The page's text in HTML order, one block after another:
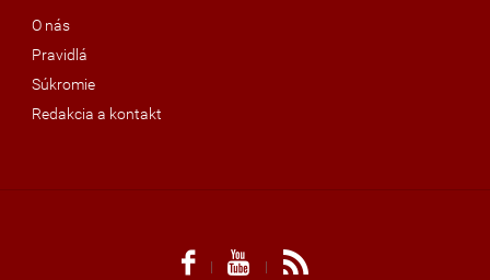
O nás
Pravidlá
Súkromie
Redakcia a kontakt